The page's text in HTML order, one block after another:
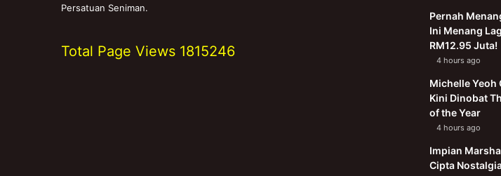
Persatuan Seniman.
Total Page Views 1815246
Pernah
Ini Menang
RM12.95 Juta!
4 hours ago
Michelle Yeoh
Kini Dinobat
of the Year
4 hours ago
Impian
Cipta